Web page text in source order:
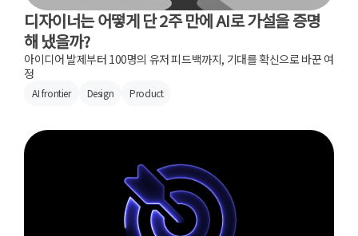
디자이너는 어떻게 단 2주 만에 AI로 가설을 증명
해 냈을까?
아이디어 발제부터 100명의 유저 피드백까지, 기대를 확신으로 바꾼 여
정
AI frontier Design Product